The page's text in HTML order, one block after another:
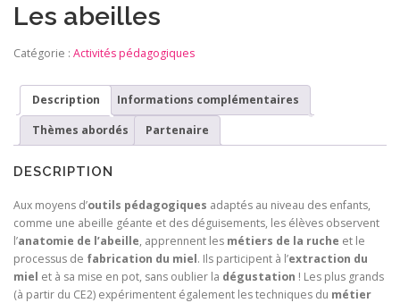
Les abeilles
Catégorie : Activités pédagogiques
Description Informations complémentaires
Thèmes abordés Partenaire
DESCRIPTION
Aux moyens d’outils pédagogiques adaptés au niveau des enfants,
comme une abeille géante et des déguisements, les élèves observent
l’anatomie de l’abeille, apprennent les métiers de la ruche et le
processus de fabrication du miel. Ils participent à l’extraction du
miel et à sa mise en pot, sans oublier la dégustation ! Les plus grands
(à partir du CE2) expérimentent également les techniques du métier